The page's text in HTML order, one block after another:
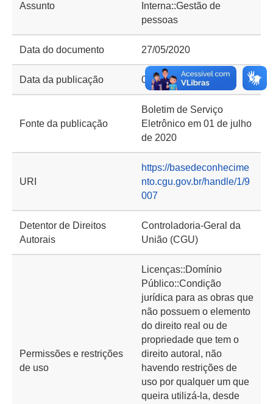
Assunto
Interna::Gestão de
pessoas
Data do documento 27/05/2020
Data da publicação 01/06/2020
Fonte da publicação
Boletim de Serviço
Eletrônico em 01 de julho
de 2020
URI
https://basedeconhecime
nto.cgu.gov.br/handle/1/9
007
Detentor de Direitos
Autorais
Controladoria-Geral da
União (CGU)
Permissões e restrições
de uso
Licenças::Domínio
Público::Condição
jurídica para as obras que
não possuem o elemento
do direito real ou de
propriedade que tem o
direito autoral, não
havendo restrições de
uso por qualquer um que
queira utilizá-la, desde